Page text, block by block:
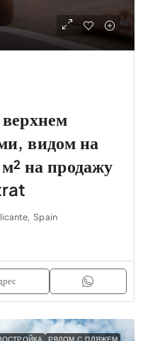
видом на
на продажу
Spain